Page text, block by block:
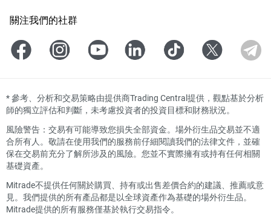
關注我們的社群
*參考、分析和交易策略由提供商Trading Central提供，觀點基於分析
師的獨立評估和判斷，未考慮投資者的投資目標和財務狀況。
風險警告：交易有可能導致您損失全部資金。場外衍生品交易並不適
合所有人。敬請在使用我們的服務前仔細閱讀我們的法律文件，並確
保在交易前充分了解所涉及的風險。您並不實際擁有或持有任何相關
基礎資產。
Mitrade不提供任何關於購買、持有或出售差價合約的建議、推薦或意
見。我們提供的所有產品都是以全球資產作為基礎的場外衍生品。
Mitrade提供的所有服務僅基於執行交易指令。